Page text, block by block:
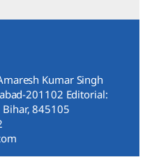
Kumar Singh
201102 Editorial:
Bihar, 845105